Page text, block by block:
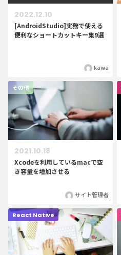
[AndroidStudio]実務で使える
便利なショートカットキー集9選
2022.12.10
kawa
その他
Xcodeを利用しているmacで空
き容量を増加させる
2021.10.18
サイト管理者
React Native